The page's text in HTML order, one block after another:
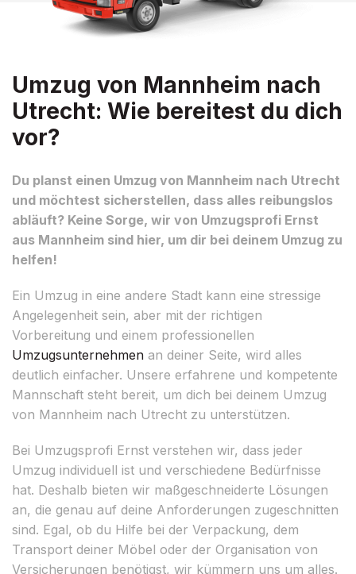
Umzug von Mannheim nach
Utrecht: Wie bereitest du dich
vor?
Du planst einen Umzug von Mannheim nach Utrecht
und möchtest sicherstellen, dass alles reibungslos
abläuft? Keine Sorge, wir von Umzugsprofi Ernst
aus Mannheim sind hier, um dir bei deinem Umzug zu
helfen!
Ein Umzug in eine andere Stadt kann eine stressige
Angelegenheit sein, aber mit der richtigen
Vorbereitung und einem professionellen
Umzugsunternehmen an deiner Seite, wird alles
deutlich einfacher. Unsere erfahrene und kompetente
Mannschaft steht bereit, um dich bei deinem Umzug
von Mannheim nach Utrecht zu unterstützen.
Bei Umzugsprofi Ernst verstehen wir, dass jeder
Umzug individuell ist und verschiedene Bedürfnisse
hat. Deshalb bieten wir maßgeschneiderte Lösungen
an, die genau auf deine Anforderungen zugeschnitten
sind. Egal, ob du Hilfe bei der Verpackung, dem
Transport deiner Möbel oder der Organisation von
Versicherungen benötigst, wir kümmern uns um alles.